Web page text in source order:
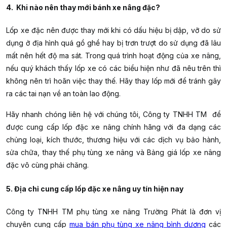
4. Khi nào nên thay mới bánh xe nâng đặc?
Lốp xe đặc nên được thay mới khi có dấu hiệu bị dập, vỡ do sử
dụng ở địa hình quá gồ ghề hay bị trơn trượt do sử dụng đã lâu
mất nên hết độ ma sát. Trong quá trình hoạt động của xe nâng,
nếu quý khách thấy lốp xe có các biểu hiện như đã nêu trên thì
không nên trì hoãn việc thay thế. Hãy thay lốp mới để tránh gây
ra các tai nạn về an toàn lao động.
Hãy nhanh chóng liên hệ với chúng tôi, Công ty TNHH TM để
được cung cấp lốp đặc xe nâng chính hãng với đa dạng các
chủng loại, kích thước, thương hiệu với các dịch vụ bảo hành,
sửa chữa, thay thế phụ tùng xe nâng và Bảng giá lốp xe nâng
đặc vô cùng phải chăng.
5. Địa chỉ cung cấp lốp đặc xe nâng uy tín hiện nay
Công ty TNHH TM phụ tùng xe nâng Trường Phátlà đơn vị
chuyên cung cấp mua bán phụ tùng xe nâng bình dương các